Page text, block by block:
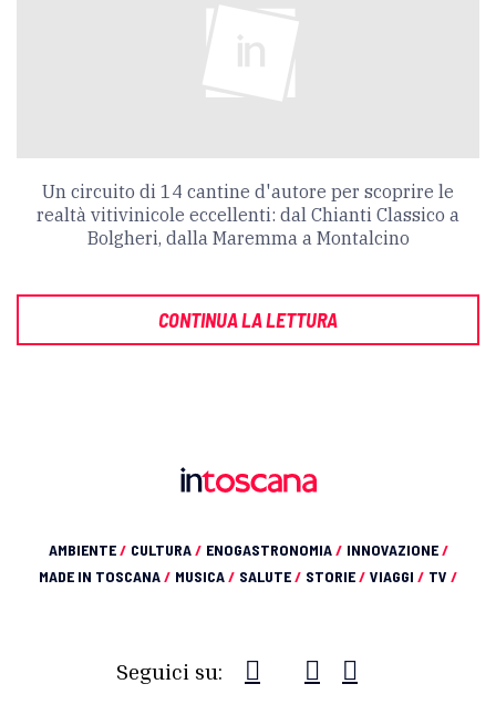
Un circuito di 14 cantine d'autore per scoprire le
realtà vitivinicole eccellenti: dal Chianti Classico a
Bolgheri, dalla Maremma a Montalcino
CONTINUA LA LETTURA
AMBIENTE/ CULTURA/ ENOGASTRONOMIA/ INNOVAZIONE/
MADE IN TOSCANA/ MUSICA/ SALUTE/ STORIE/ VIAGGI / TV /
Seguici su: